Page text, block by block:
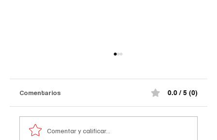
Comentarios 0.0 / 5 (0)
Comentar y calificar...